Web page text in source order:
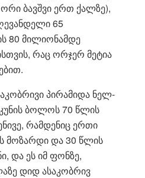
ბავშვი ერთ ქალზე),
65
80 მილიონამდე
რაც ორჯერ მეტია
პირამიდა ნელ-
ბოლოს 70 წლის
რამდენიც ერთი
მოზარდი და 30 წლის
და ეს იმ ფონზე,
დიდ ასაკობრივ